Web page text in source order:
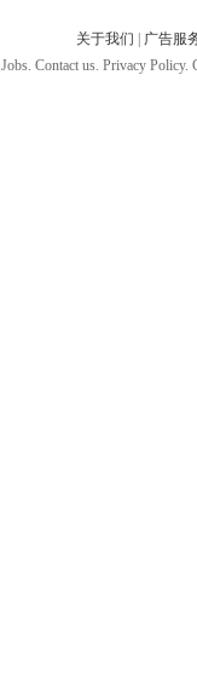
关于我们
广告服
Jobs. Contact us. Privacy